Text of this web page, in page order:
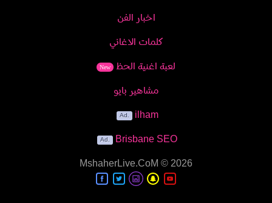
اخبار الفن
كلمات الاغاني
لعبة اغنية الحظ New
مشاهير بايو
ilham
Brisbane SEO
MshaherLive.CoM © 2026